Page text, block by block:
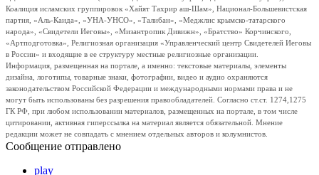
Коалиция исламских группировок «Хайят Тахрир аш-Шам», Национал-Большевистская
партия, «Аль-Каида», «УНА-УНСО», «Талибан», «Меджлис крымско-татарского
народа», «Свидетели Иеговы», «Мизантропик Дивижн», «Братство» Корчинского,
«Артподготовка», Религиозная организация «Управленческий центр Свидетелей Иеговы
в России» и входящие в ее структуру местные религиозные организации.
Информация, размещенная на портале, а именно: текстовые материалы, элементы
дизайна, логотипы, товарные знаки, фотографии, видео и аудио охраняются
законодательством Российской Федерации и международными нормами права и не
могут быть использованы без разрешения правообладателей. Согласно ст.ст. 1274,1275
ГК РФ, при любом использовании материалов, размещенных на портале, в том числе
цитировании, активная гиперссылка на материал является обязательной. Мнение
редакции может не совпадать с мнением отдельных авторов и колумнистов.
Сообщение отправлено
play